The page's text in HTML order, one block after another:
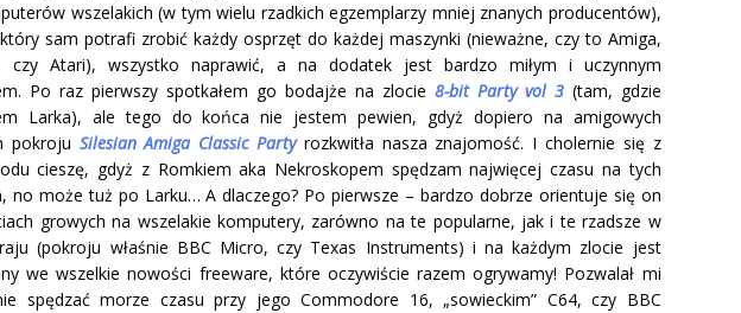
wszelakich (w tym wielu rzadkich egzemplarzy mniej znanych producentów),
sam potrafi zrobić każdy osprzęt do każdej maszynki (nieważne, czy to Amiga,
czy Atari), wszystko naprawić, a na dodatek jest bardzo miłym i uczynnym
Po raz pierwszy spotkałem go bodajże na zlocie 8-bit Party vol 3 (tam, gdzie
Larka), ale tego do końca nie jestem pewien, gdyż dopiero na amigowych
pokroju Silesian Amiga Classic Partyrozkwitła nasza znajomość. I cholernie się z
cieszę, gdyż z Romkiem aka Nekroskopem spędzam najwięcej czasu na tych
no może tuż po Larku… A dlaczego? Po pierwsze – bardzo dobrze orientuje się on
growych na wszelakie komputery, zarówno na te popularne, jak i te rzadsze w
(pokroju właśnie BBC Micro, czy Texas Instruments) i na każdym zlocie jest
we wszelkie nowości freeware, które oczywiście razem ogrywamy! Pozwalał mi
spędzać morze czasu przy jego Commodore 16, „sowieckim” C64, czy BBC